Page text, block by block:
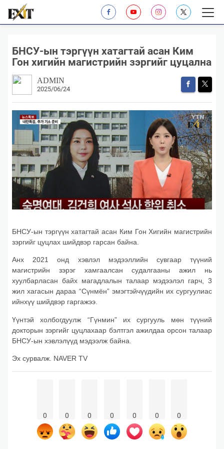
БНСУ-ын тэргүүн хатагтай асан Ким
Гон хигийн магистрийн зэргийг цуцална
ADMIN
2025/06/24
БНСУ-ын тэргүүн хатагтай асан Ким Гон Хигийн магистрийн
зэргийг цуцлах шийдвэр гарсан байна.
Анх 2021 онд хэвлэл мэдээллийн сувгаар түүний
магистрийн зэрэг хамгаалсан судалгааны ажил нь
хуулбарласан байх магадлалын талаар мэдээлэл гарч, 3
жил хагасын дараа “Сүнмён” эмэгтэйчүүдийн их сургуулиас
ийнхүү шийдвэр гаргажээ.
Үүнтэй холбогдуулж “Гүнмин” их сургууль мөн түүний
докторын зэргийг цуцлахаар бэлтгэл ажилдаа орсон талаар
БНСУ-ын хэвлэлүүд мэдээлж байна.
Эх сурвалж. NAVER TV
0 0 0 0 0 0 0